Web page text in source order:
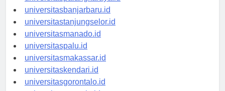
universitaspalangkaraya.id
universitasbanjarbaru.id
universitastanjungselor.id
universitasmanado.id
universitaspalu.id
universitasmakassar.id
universitaskendari.id